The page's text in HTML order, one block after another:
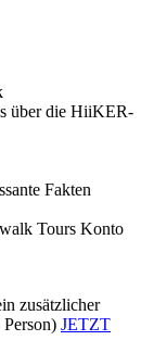
über die HiiKER-
Fakten
Tours Konto
zusätzlicher
JETZT